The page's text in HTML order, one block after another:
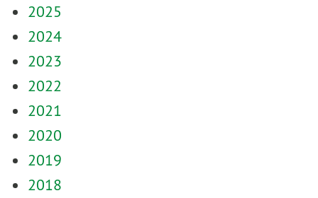
2025
2024
2023
2022
2021
2020
2019
2018